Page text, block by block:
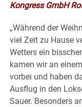
Kongress GmbH
„Während der
viel Zeit zu Hause
Wetters ein
kamen wir an
vorbei und haben
Ausflug in den
Sauer. Besonders